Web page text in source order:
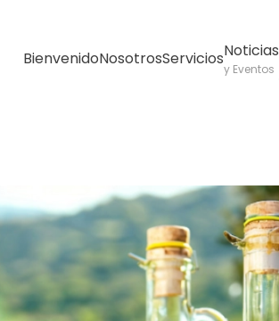
BienvenidoNosotrosServiciosNoticias
y Eventos